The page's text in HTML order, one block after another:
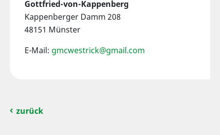
Gottfried-von-Kappenberg
Kappenberger Damm 208
48151 Münster
E-Mail: gmcwestrick@gmail.com
zurück